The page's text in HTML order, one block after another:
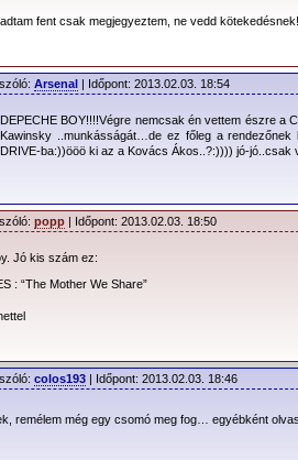
fent csak megjegyeztem, ne vedd
Arsenal | Időpont: 2013.02.03. 18:54
DEPECHE BOY!!!!Végre nemcsak én vettem észre a
Kawinsky ..munkásságát…de ez főleg a
DRIVE-ba:))ööö ki az a Kovács Ákos..?:)))) jó-
popp | Időpont: 2013.02.03. 18:50
Jó kis szám ez:
: “The Mother We Share”
colos193 | Időpont: 2013.02.03. 18:46
remélem még egy csomó meg fog… egyébként